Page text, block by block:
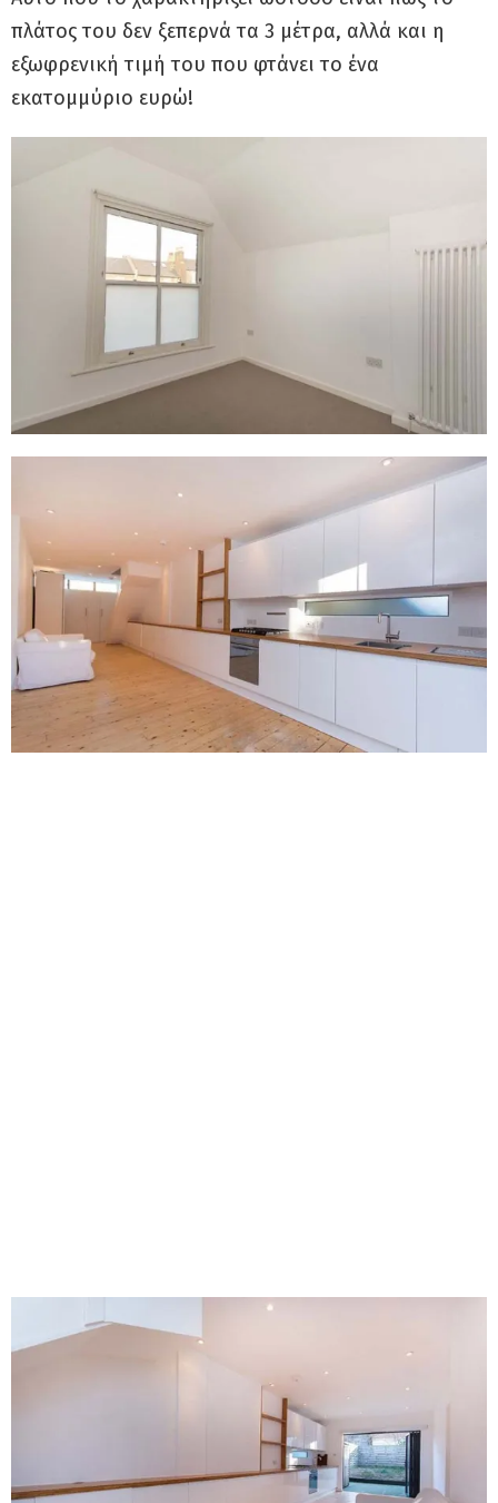
πλάτος του δεν ξεπερνά τα 3 μέτρα, αλλά και η
εξωφρενική τιμή του που φτάνει το ένα
εκατομμύριο ευρώ!